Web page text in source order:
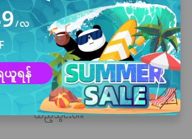
င်းလုဒ်လုပ်ပြီး ထည့်သွင်းပါ
တွက် PandaVPN ကို ဒေါင်းလုဒ်လုပ်ရန်
ေါင်းလုဒ်" ကို နှိပ်ပြီး သင့်ကွန်ပျူတာတွင်
ထည့်သွင်းပါ။
/လ
ယူရန်